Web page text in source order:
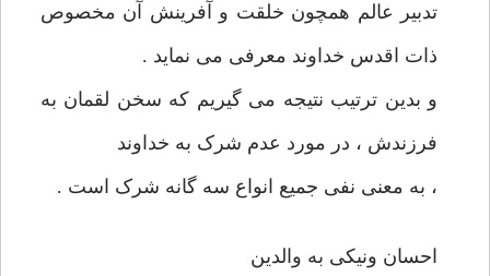
تدبیر عالم همچون خلقت و آفرینش آن مخصوص
ذات اقدس خداوند معرفی می نماید .
و بدین ترتیب نتیجه می گیریم که سخن لقمان به
فرزندش ، در مورد عدم شرک به خداوند
، به معنی نفی جمیع انواع سه گانه شرک است .
احسان ونیکی به والدین